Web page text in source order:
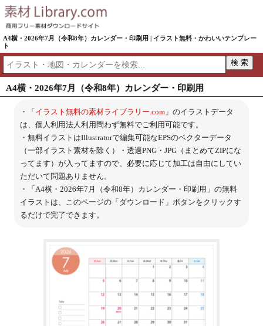
A4横・2026年7月（令和8年）カレンダー・印刷用 | イラスト無料・かわいいテンプレー
ト
A4横・2026年7月（令和8年）カレンダー・印刷用
・「イラスト無料の素材ライブラリー.com」のイラストデータ
は、個人利用法人利用問わず無料でご利用可能です。
・無料イラストはIllustratorで編集可能なEPSのベクターデータ
（一部イラスト素材を除く）・透過PNG・JPG（まとめてZIPにな
ってます）が入ってますので、必要に応じて加工は自由にしてい
ただいて問題ありません。
・「A4横・2026年7月（令和8年）カレンダー・印刷用」の無料
イラストは、このページの「ダウンロード」ボタンをクリックす
るだけで完了できます。